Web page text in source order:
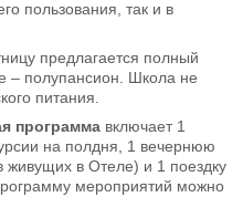
пользования, так и в
предлагается полный
– полупансион. Школа не
питания.
программа включает 1
на полдня, 1 вечернюю
живущих в Отеле) и 1 поездку
мероприятий можно